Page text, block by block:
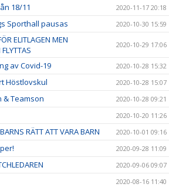
18/11 2020-11-17 20:18
Sporthall pausas 2020-10-30 15:59
ELITLAGEN MEN
2020-10-29 17:06
av Covid-19 2020-10-28 15:32
Höstlovskul 2020-10-28 15:07
& Teamson 2020-10-28 09:21
2020-10-20 11:26
RÄTT ATT VARA BARN 2020-10-01 09:16
2020-09-28 11:09
2020-09-06 09:07
2020-08-16 11:40